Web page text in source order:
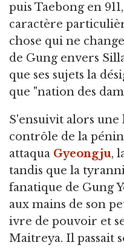
puis Taebong en
caractère
chose qui ne
de Gung envers
que ses sujets la
que "nation des
S'ensuivit alors
contrôle de la
attaqua Gyeongju,
tandis que la
fanatique de Gung
aux mains de son
ivre de pouvoir et
Maitreya. Il passait